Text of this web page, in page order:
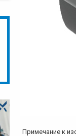
Примечание к